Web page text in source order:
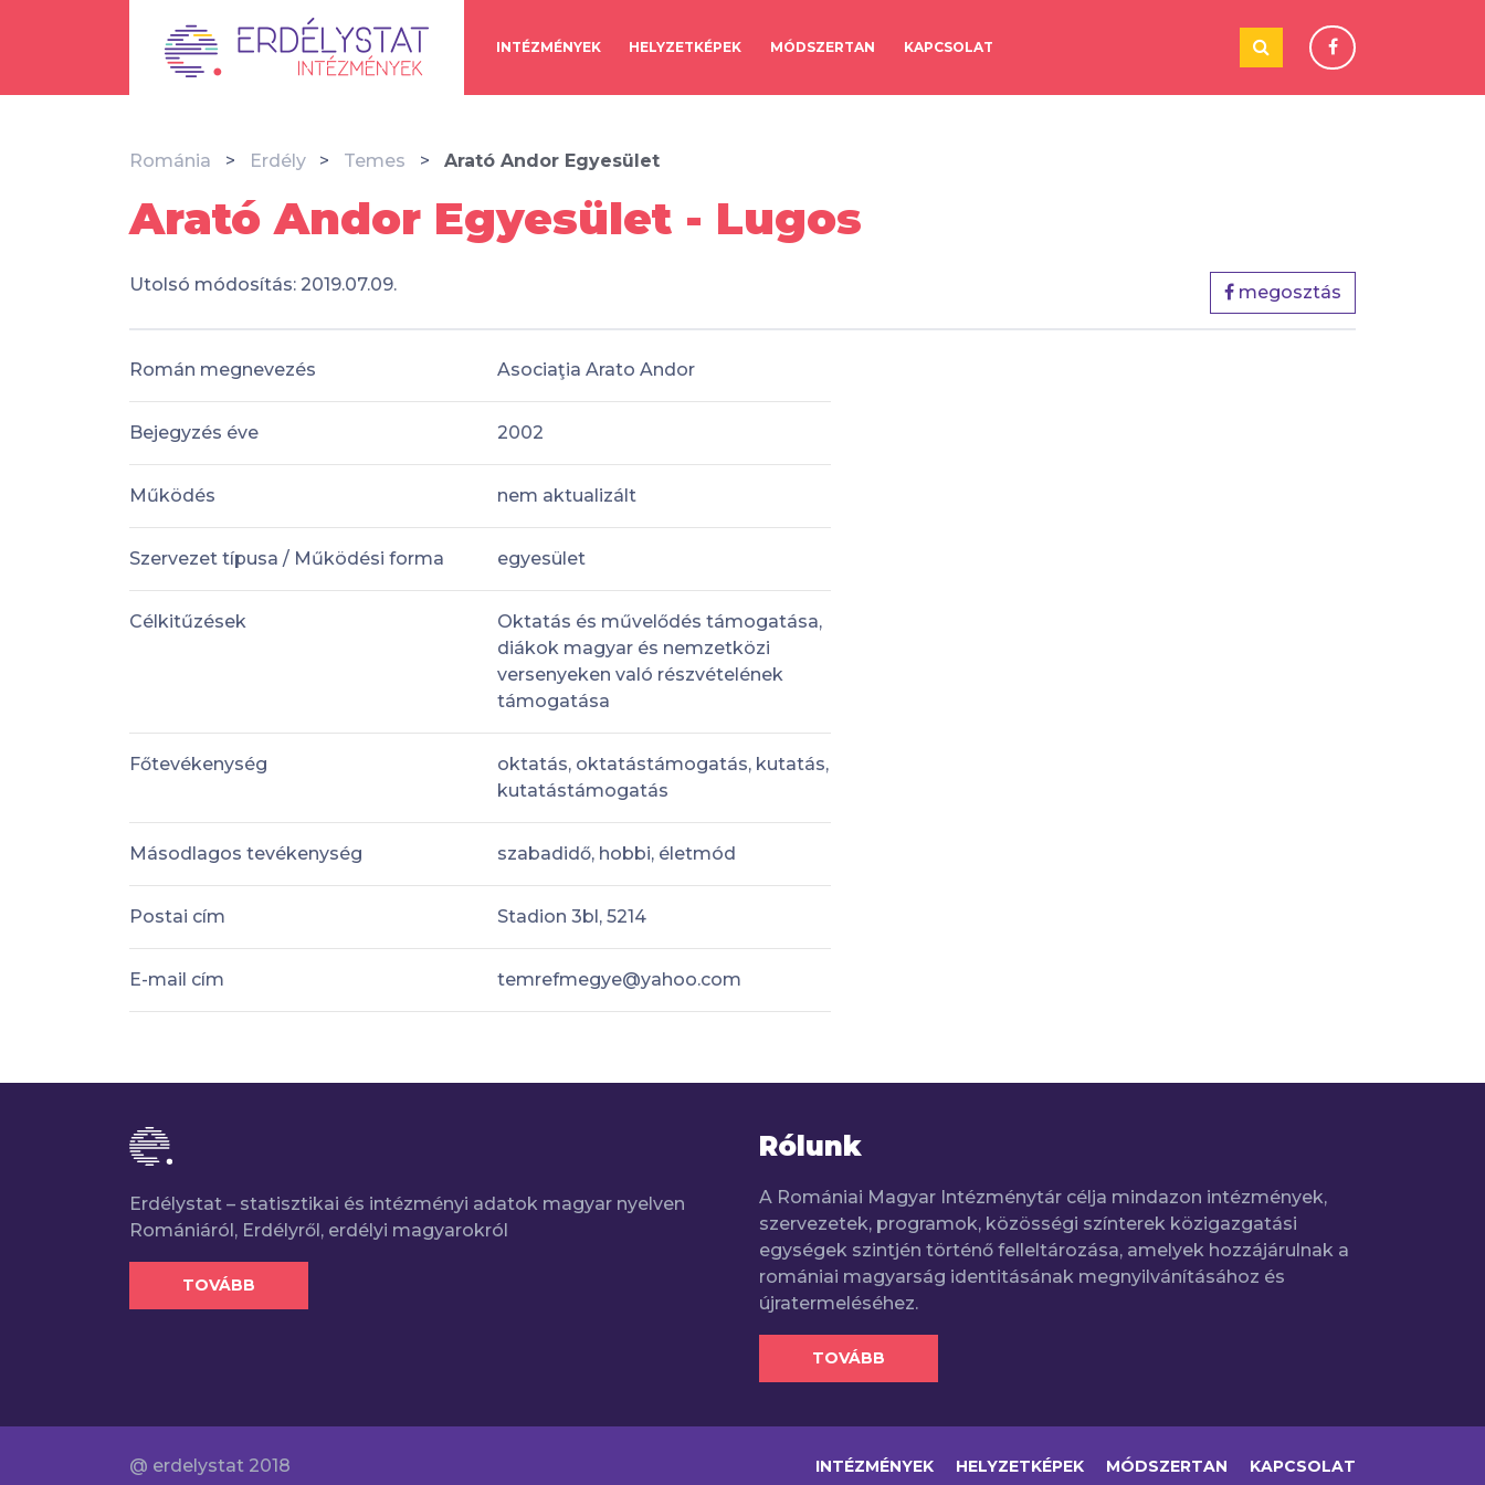
INTÉZMÉNYEK HELYZETKÉPEK MÓDSZERTAN KAPCSOLAT
Románia Erdély Temes Arató Andor Egyesület
Arató Andor Egyesület - Lugos
Utolsó módosítás: 2019.07.09. megosztás
Román megnevezés Asociaţia Arato Andor
Bejegyzés éve 2002
Működés nem aktualizált
Szervezet típusa / Működési forma egyesület
Célkitűzések
Oktatás és művelődés támogatása,
diákok magyar és nemzetközi
versenyeken való részvételének
támogatása
Főtevékenység
oktatás, oktatástámogatás, kutatás,
kutatástámogatás
Másodlagos tevékenység szabadidő, hobbi, életmód
Postai cím Stadion 3bl, 5214
E-mail cím temrefmegye@yahoo.com
Erdélystat – statisztikai és intézményi adatok magyar nyelven
Romániáról, Erdélyről, erdélyi magyarokról
TOVÁBB
Rólunk
A Romániai Magyar Intézménytár célja mindazon intézmények,
szervezetek, programok, közösségi színterek közigazgatási
egységek szintjén történő felleltározása, amelyek hozzájárulnak a
romániai magyarság identitásának megnyilvánításához és
újratermeléséhez.
TOVÁBB
@ erdelystat 2018 INTÉZMÉNYEK HELYZETKÉPEK MÓDSZERTAN KAPCSOLAT